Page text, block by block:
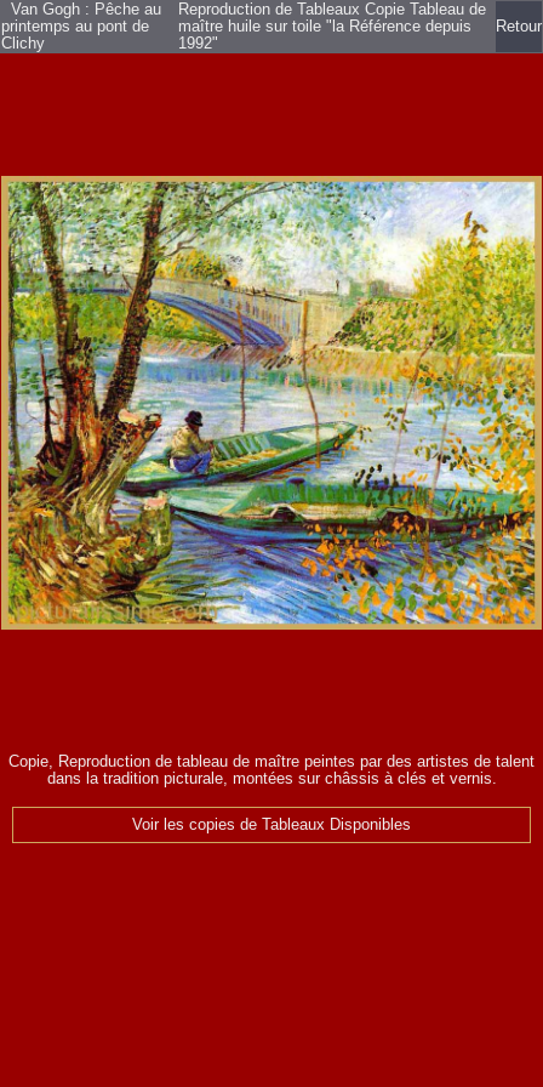
Van Gogh : Pêche au
printemps au pont de
Clichy
Reproduction de Tableaux Copie Tableau de
maître huile sur toile "la Référence depuis
1992"
Retour
Copie, Reproduction de tableau de maître peintes par des artistes de talent
dans la tradition picturale, montées sur châssis à clés et vernis.
Voir les copies de Tableaux Disponibles